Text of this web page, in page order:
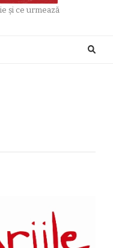
și ce urmează